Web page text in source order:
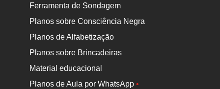
Ferramenta de Sondagem
Planos sobre Consciência Negra
Planos de Alfabetização
Planos sobre Brincadeiras
Material educacional
Planos de Aula por WhatsApp•